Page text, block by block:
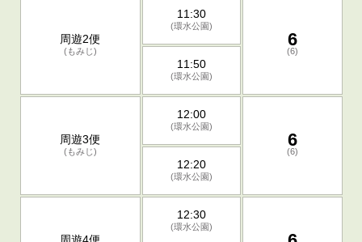
周遊2便
(もみじ)
11:30
(環水公園)
6
(6)
11:50
(環水公園)
周遊3便
(もみじ)
12:00
(環水公園)
6
(6)
12:20
(環水公園)
12:30
(環水公園)